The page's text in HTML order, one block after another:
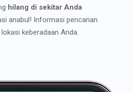
hilang di sekitar Anda
anabul! Informasi pencarian
keberadaan Anda.